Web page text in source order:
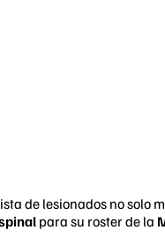
de lesionados no solo
para su roster de la